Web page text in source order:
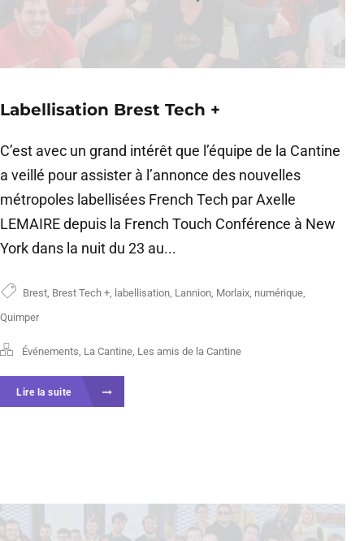
Labellisation Brest Tech +
C’est avec un grand intérêt que l’équipe de la Cantine
a veillé pour assister à l’annonce des nouvelles
métropoles labellisées French Tech par Axelle
LEMAIRE depuis la French Touch Conférence à New
York dans la nuit du 23 au...
Brest Brest Tech + labellisation Lannion Morlaix numérique
Quimper
Événements La Cantine Les amis de la Cantine
Lire la suite